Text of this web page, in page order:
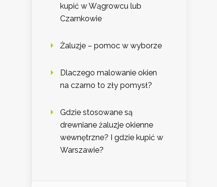
kupić w Wągrowcu lub
Czarnkowie
Żaluzje – pomoc w wyborze
Dlaczego malowanie okien
na czarno to zły pomysł?
Gdzie stosowane są
drewniane żaluzje okienne
wewnętrzne? I gdzie kupić w
Warszawie?